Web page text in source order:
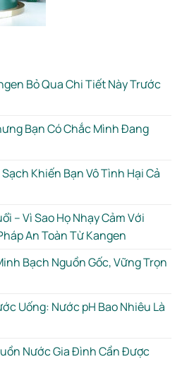
Bỏ Qua Chi Tiết Này Trước
Bạn Có Chắc Mình Đang
Khiến Bạn Vô Tình Hại Cả
– Vì Sao Họ Nhạy Cảm Với
An Toàn Từ Kangen
Bạch Nguồn Gốc, Vững Trọn
Uống: Nước pH Bao Nhiêu Là
Nước Gia Đình Cần Được